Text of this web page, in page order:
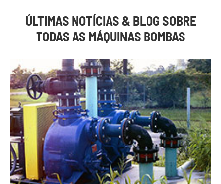
ÚLTIMAS NOTÍCIAS & BLOG SOBRE
TODAS AS MÁQUINAS BOMBAS